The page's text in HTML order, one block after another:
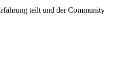
teilt und der Community